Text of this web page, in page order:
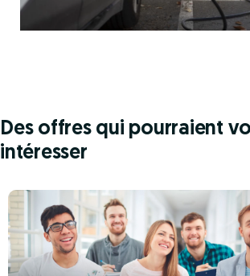
Des offres qui pourraient
intéresser